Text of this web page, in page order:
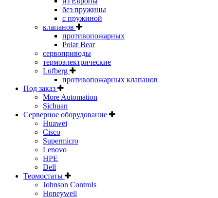
без пружины
с пружиной
клапанов
противопожарных
Polar Bear
сервоприводы
термоэлектрические
Lufberg
противопожарных клапанов
Под заказ
More Automation
Sichuan
Серверное оборудование
Huawei
Cisco
Supermicro
Lenovo
HPE
Dell
Термостаты
Johnson Controls
Honeywell